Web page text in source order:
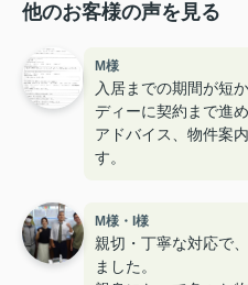
他のお客様の声を見る
M様
入居までの期間が短
ディーに契約まで進
アドバイス、物件案
す。
M様・I様
親切・丁寧な対応で
ました。